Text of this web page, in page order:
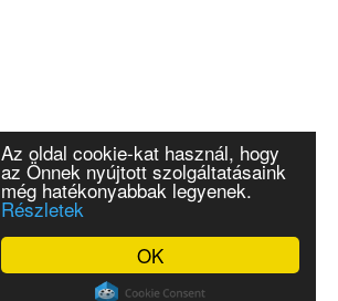
OK
Az oldal cookie-kat használ, hogy
az Önnek nyújtott szolgáltatásaink
még hatékonyabbak legyenek.
Részletek